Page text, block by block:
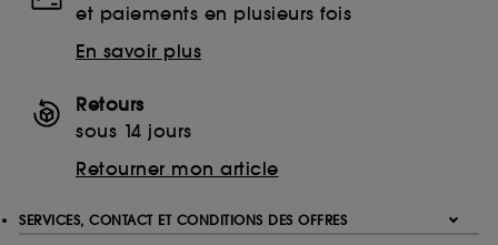
et paiements en plusieurs fois
En savoir plus
Retours
sous 14 jours
Retourner mon article
SERVICES, CONTACT ET CONDITIONS DES OFFRES